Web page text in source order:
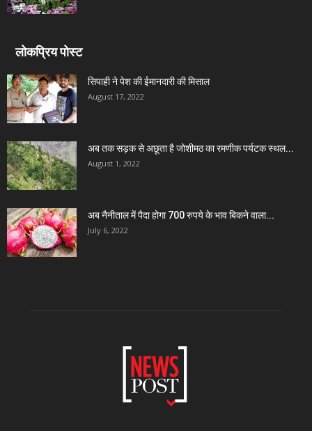
लोकप्रिय पोस्ट
सिपाही ने पेश की ईमानदारी की मिसाल
August 17, 2022
अब तक सड़क से अछूता है जोशीमठ का रमणीक पर्यटक स्थल...
August 1, 2022
अब नैनीताल में पैदा होगा 700 रुपये के भाव बिकने वाला...
July 6, 2022